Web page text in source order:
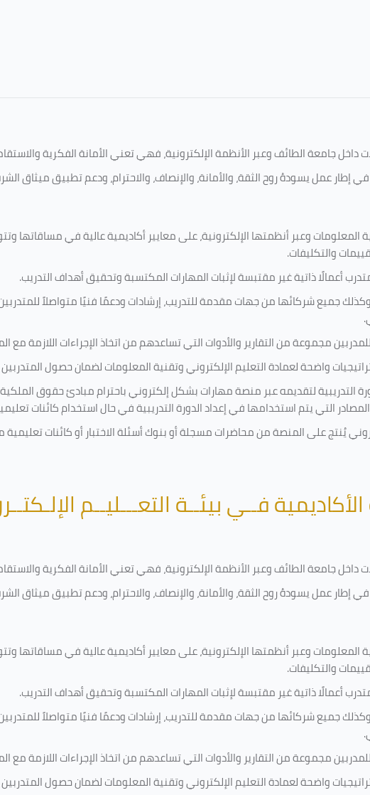
داخل جامعة الطائف وعبر الأنظمة الإلكترونية، فهي تعني الأمانة الفكرية
إطار عمل يسودهُ روح الثقة، والأمانة، والإنصاف، والاحترام، ودعم تطبيق ميثاق
المعلومات وعبر أنظمتها الإلكترونية، على معايير أكاديمية عالية في
والتكليفات.
أعمالًا ذاتية غير مقتبسة لإثبات المهارات المكتسبة وتحقيق أهداف التدريب.
جميع شركائها من جهات مقدمة للتدريب، إرشادات ودعمًا فنيًا متواصلاً
مجموعة من التقارير والأدوات التي تساعدهم من اتخاذ الإجراءات اللازمة مع
واضحة لعمادة التعليم الإلكتروني وتقنية المعلومات لضمان حصول
التدريبية لتقديمه عبر منصة مهارات بشكل إلكتروني باحترام مبادئ حقوق
التي يتم استخدامها في إعداد الدورة التدريبية في حال استخدام كائنات
يُنتج على المنصة من محاضرات مسجلة أو بنوك أسئلة الاختبار أو كائنات
فــي بيئــة التعـــليــم
داخل جامعة الطائف وعبر الأنظمة الإلكترونية، فهي تعني الأمانة الفكرية
إطار عمل يسودهُ روح الثقة، والأمانة، والإنصاف، والاحترام، ودعم تطبيق ميثاق
المعلومات وعبر أنظمتها الإلكترونية، على معايير أكاديمية عالية في
والتكليفات.
أعمالًا ذاتية غير مقتبسة لإثبات المهارات المكتسبة وتحقيق أهداف التدريب.
جميع شركائها من جهات مقدمة للتدريب، إرشادات ودعمًا فنيًا متواصلاً
مجموعة من التقارير والأدوات التي تساعدهم من اتخاذ الإجراءات اللازمة مع
واضحة لعمادة التعليم الإلكتروني وتقنية المعلومات لضمان حصول